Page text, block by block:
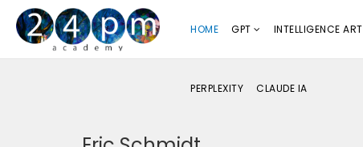
HOME GPT INTELLIGENCE
PERPLEXITY CLAUDE IA